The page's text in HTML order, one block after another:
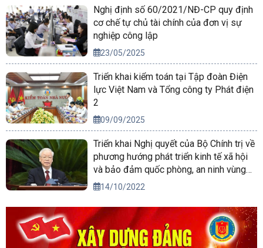
Nghị định số 60/2021/NĐ-CP quy định
cơ chế tự chủ tài chính của đơn vị sự
nghiệp công lập
23/05/2025
Triển khai kiểm toán tại Tập đoàn Điện
lực Việt Nam và Tổng công ty Phát điện
2
09/09/2025
Triển khai Nghị quyết của Bộ Chính trị về
phương hướng phát triển kinh tế xã hội
và bảo đảm quốc phòng, an ninh vùng
Tây Nguyên đến năm 2030, tầm nhìn
14/10/2022